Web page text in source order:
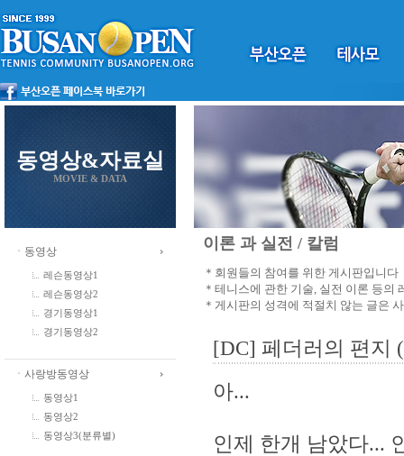
동영상&자료실
MOVIE & DATA
ㆍ동영상
레슨동영상1
레슨동영상2
경기동영상1
경기동영상2
ㆍ사랑방동영상
동영상1
동영상2
동영상3(분류별)
이론 과 실전 / 칼럼
＊회원들의 참여를 위한 게시판입니다
＊테니스에 관한 기술, 실전 이론 등의
＊게시판의 성격에 적절치 않는 글은
[DC] 페더러의 편지
아...
인제 한개 남았다...